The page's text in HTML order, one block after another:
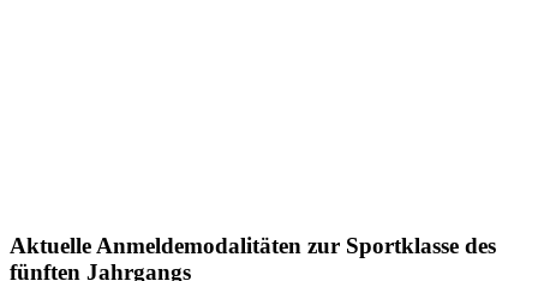
Aktuelle Anmeldemodalitäten zur Sportklasse des
fünften Jahrgangs